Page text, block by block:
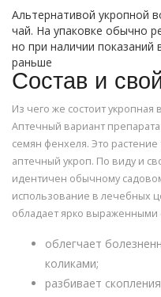
Альтернативой укропной
чай. На упаковке обычно
но при наличии показаний
раньше
Состав и
Из чего же состоит
Аптечный вариант
семян фенхеля. Это
аптечный укроп. По виду и
идентичен обычному
использование в лечебных
обладает ярко выраженными
облегчает
коликами;
разбивает